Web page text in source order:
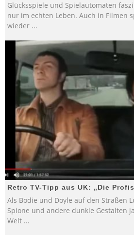
Glücksspiele und Spielautomaten
nur im echten Leben. Auch in Filmen
wieder ...
Retro TV-Tipp aus UK: „Die
Als Bodie und Doyle auf den Straßen
Spione und andere dunkle Gestalten
Welt ...